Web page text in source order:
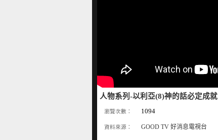
人物系列-以利亞(8)神的話必定成就
瀏覽次數： 1094
資料來源： GOOD TV 好消息電視台